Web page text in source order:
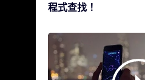
程式查找！